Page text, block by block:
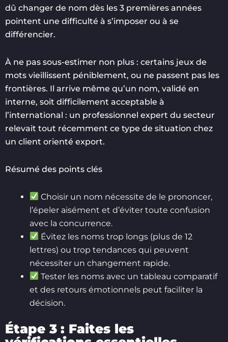
dû changer de nom dès les 3 premières années
pointent une difficulté à s’imposer ou à se
différencier.
À ne pas sous-estimer non plus : certains jeux de
mots vieillissent péniblement, ou ne passent pas les
frontières. Il arrive même qu’un nom, validé en
interne, soit difficilement acceptable à
l’international : un professionnel expert du secteur
relevait tout récemment ce type de situation chez
un client orienté export.
Résumé des points clés
Choisir un nom nécessite de le prononcer,
l’épeler aisément et d’éviter toute confusion
avec la concurrence.
Évitez les noms trop longs (plus de 12
lettres) ou trop tendances qui peuvent
nécessiter un changement rapide.
Tester les noms avec un tableau comparatif
et des retours émotionnels peut faciliter la
décision.
Étape 3 : Faites les